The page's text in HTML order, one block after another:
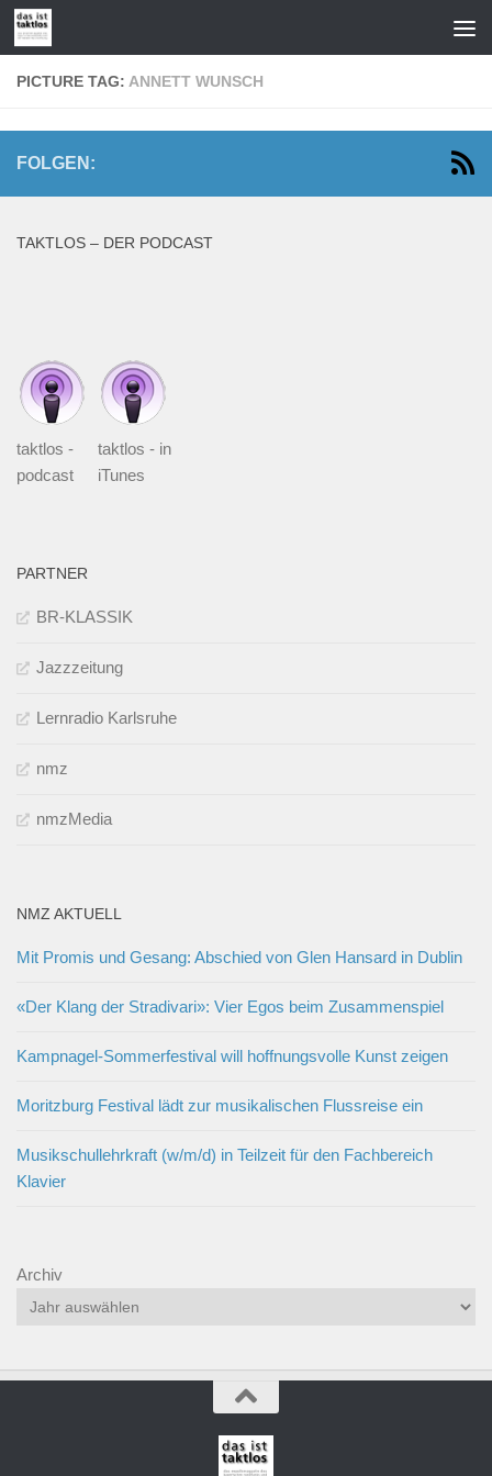
Zum Inhalt springen
PICTURE TAG: ANNETT WUNSCH
FOLGEN:
TAKTLOS – DER PODCAST
taktlos -
podcast
taktlos - in
iTunes
PARTNER
BR-KLASSIK
Jazzzeitung
Lernradio Karlsruhe
nmz
nmzMedia
NMZ AKTUELL
Mit Promis und Gesang: Abschied von Glen Hansard in Dublin
«Der Klang der Stradivari»: Vier Egos beim Zusammenspiel
Kampnagel-Sommerfestival will hoffnungsvolle Kunst zeigen
Moritzburg Festival lädt zur musikalischen Flussreise ein
Musikschullehrkraft (w/m/d) in Teilzeit für den Fachbereich
Klavier
Archiv